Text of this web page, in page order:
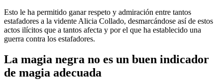
Esto le ha permitido ganar respeto y admiración entre tantos
estafadores a la vidente Alicia Collado, desmarcándose así de estos
actos ilícitos que a tantos afecta y por el que ha establecido una
guerra contra los estafadores.
La magia negra no es un buen indicador
de magia adecuada